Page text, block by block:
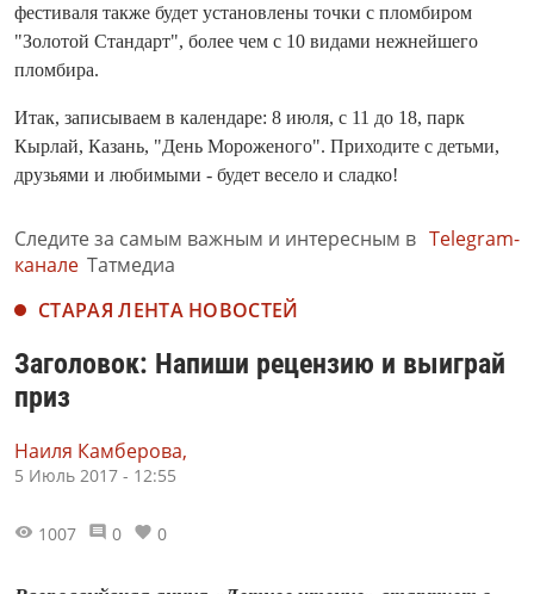
фестиваля также будет установлены точки с пломбиром
"Золотой Стандарт", более чем с 10 видами нежнейшего
пломбира.
Итак, записываем в календаре: 8 июля, с 11 до 18, парк
Кырлай, Казань, "День Мороженого". Приходите с детьми,
друзьями и любимыми - будет весело и сладко!
Следите за самым важным и интересным в Telegram-
канале Татмедиа
СТАРАЯ ЛЕНТА НОВОСТЕЙ
Заголовок: Напиши рецензию и выиграй
приз
Наиля Камберова,
5 Июль 2017 - 12:55
1007 0 0